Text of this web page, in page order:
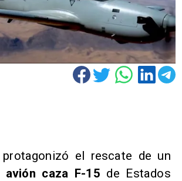
el rescate de un
avión caza F-15 de Estados